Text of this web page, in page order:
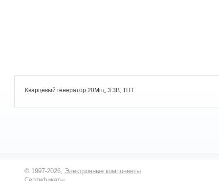
Кварцевый генератор 20Мгц, 3.3В, THT
© 1997-2026, Электронные компоненты